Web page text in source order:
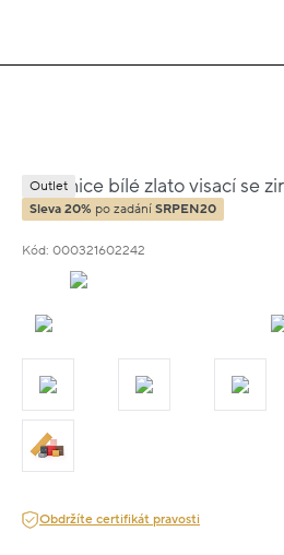
Náušnice bílé zlato visací se
1.85g
Kód: 000321602242
Outlet
Sleva 20% po zadání SRPEN20
Obdržíte certifikát pravosti